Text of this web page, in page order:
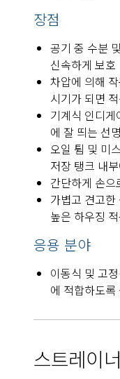
장점
공기 중 수분
신속하게 보호
차압에 의해
시기가 되면
기계식 인디
에 잘 띄는 선
오일 튐 및 미
저장 탱크 내
간단하게 손으
가볍고 견고
높은 하우징
응용 분야
이동식 및 고
에 적합하도록
스트레이